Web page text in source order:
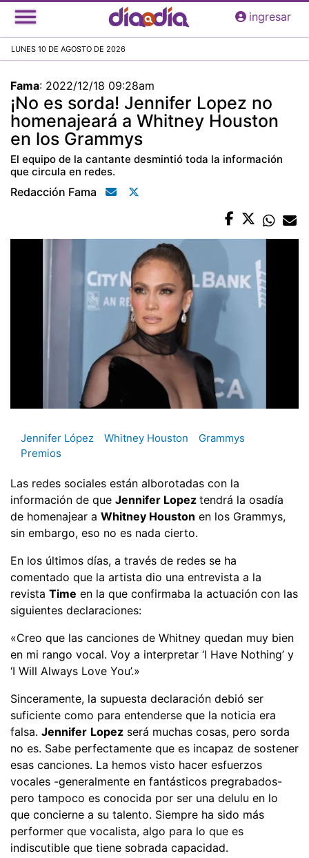
Pasar
al
principal
ingresar
LUNES 10 DE AGOSTO DE 2026
Fama: 2022/12/18 09:28am
¡No es sorda! Jennifer Lopez no
homenajeará a Whitney Houston
en los Grammys
El equipo de la cantante desmintió toda la información
que circula en redes.
Redacción Fama
Jennifer López Whitney Houston
Grammys
Premios
Las redes sociales están alborotadas con la
información de que Jennifer Lopez tendrá la osadía
de homenajear a Whitney Houston en los Grammys,
sin embargo, eso no es nada cierto.
En los últimos días, a través de redes se ha
comentado que la artista dio una entrevista a la
revista Time en la que confirmaba la actuación con las
siguientes declaraciones:
«Creo que las canciones de Whitney quedan muy bien
en mi rango vocal. Voy a interpretar ‘I Have Nothing’ y
‘I Will Always Love You’.»
Sinceramente, la supuesta declaración debió ser
suficiente como para entenderse que la noticia era
falsa. Jennifer Lopez será muchas cosas, pero sorda
no es. Sabe perfectamente que es incapaz de sostener
esas canciones. La hemos visto hacer esfuerzos
vocales -generalmente en fantásticos pregrabados-
pero tampoco es conocida por ser una delulu en lo
que concierne a su talento. Siempre ha sido más
performer que vocalista, algo para lo que es
indiscutible que tiene sobrada capacidad.